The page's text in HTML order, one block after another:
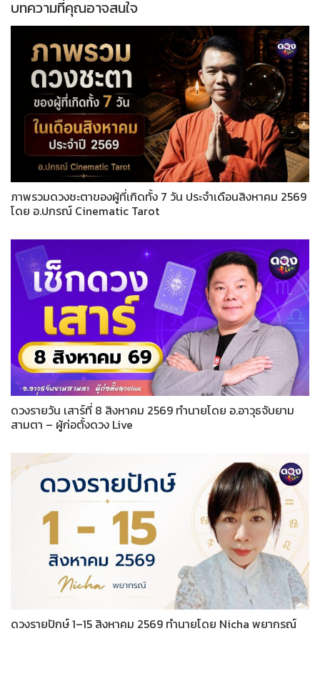
บทความที่คุณอาจสนใจ
ภาพรวมดวงชะตาของผู้ที่เกิดทั้ง 7 วัน ประจำเดือนสิงหาคม 2569
โดย อ.ปกรณ์ Cinematic Tarot
ดวงรายวัน เสาร์ที่ 8 สิงหาคม 2569 ทำนายโดย อ.อาวุธจับยาม
สามตา – ผู้ก่อตั้งดวง Live
ดวงรายปักษ์ 1–15 สิงหาคม 2569 ทำนายโดย Nicha พยากรณ์